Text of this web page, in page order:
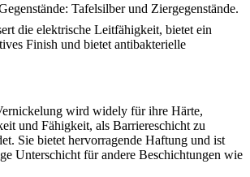
: Tafelsilber und Ziergegenstände.
die elektrische Leitfähigkeit, bietet ein
Finish und bietet antibakterielle
wird widely für ihre Härte,
und Fähigkeit, als Barriereschicht zu
Sie bietet hervorragende Haftung und ist
Unterschicht für andere Beschichtungen wie